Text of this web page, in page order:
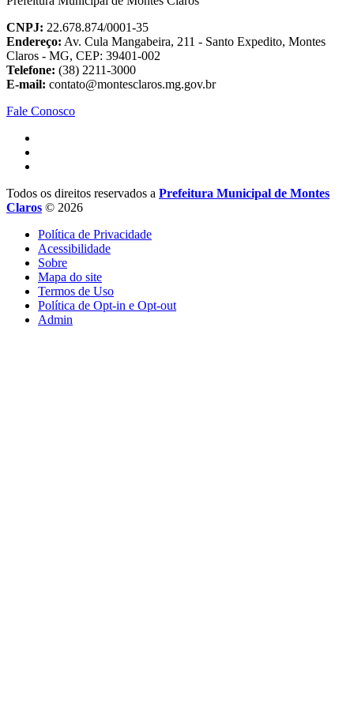
CNPJ: 22.678.874/0001-35
Endereço: Av. Cula Mangabeira, 211 - Santo Expedito, Montes
Claros - MG, CEP: 39401-002
Telefone: (38) 2211-3000
E-mail: contato@montesclaros.mg.gov.br
Fale Conosco
Todos os direitos reservados a Prefeitura Municipal de Montes
Claros © 2026
Política de Privacidade
Acessibilidade
Sobre
Mapa do site
Termos de Uso
Política de Opt-in e Opt-out
Admin